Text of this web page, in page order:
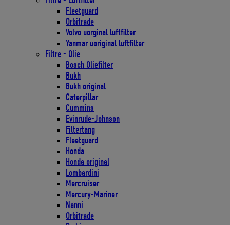
Fleetguard
Orbitrade
Volvo uorginal luftfilter
Yanmar uoriginal luftfilter
Filtre - Olie
Bosch Oliefilter
Bukh
Bukh original
Caterpillar
Cummins
Evinrude-Johnson
Filtertang
Fleetguard
Honda
Honda original
Lombardini
Mercruiser
Mercury-Mariner
Nanni
Orbitrade